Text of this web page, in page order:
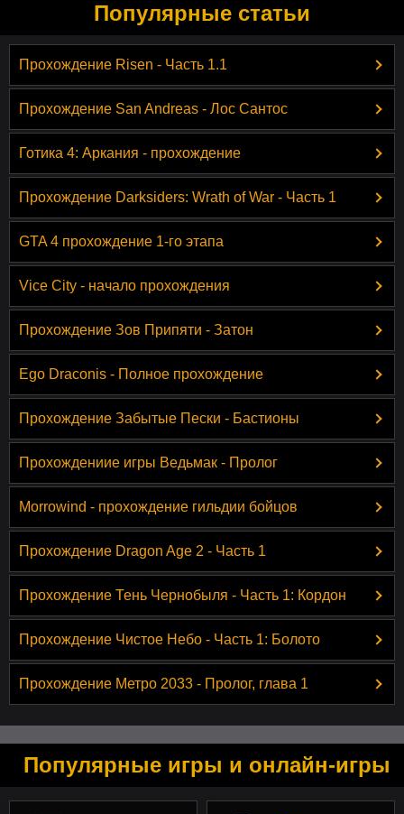
Популярные статьи
Прохождение Risen - Часть 1.1
Прохождение San Andreas - Лос Сантос
Готика 4: Аркания - прохождение
Прохождение Darksiders: Wrath of War - Часть 1
GTA 4 прохождение 1-го этапа
Vice City - начало прохождения
Прохождение Зов Припяти - Затон
Ego Draconis - Полное прохождение
Прохождение Забытые Пески - Бастионы
Прохождениие игры Ведьмак - Пролог
Morrowind - прохождение гильдии бойцов
Прохождение Dragon Age 2 - Часть 1
Прохождение Тень Чернобыля - Часть 1: Кордон
Прохождение Чистое Небо - Часть 1: Болото
Прохождение Метро 2033 - Пролог, глава 1
Популярные игры и онлайн-игры